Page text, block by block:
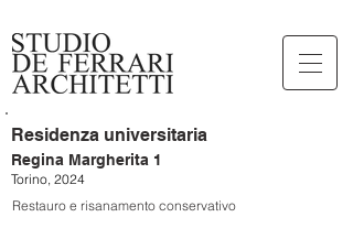
Residenza universitaria
Regina Margherita 1
Torino, 2024
Restauro e risanamento conservativo